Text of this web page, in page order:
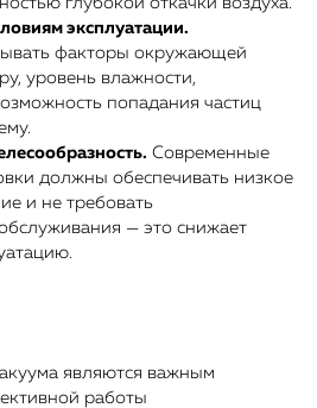
эксплуатации.
факторы окружающей
уровень влажности,
попадания частиц
Современные
должны обеспечивать низкое
и не требовать
— это снижает
являются важным
работы